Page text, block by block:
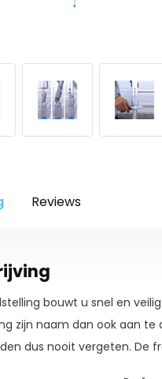
Reviews
bouwt u snel en
zijn naam dan ook aan te
dus nooit vergeten. De